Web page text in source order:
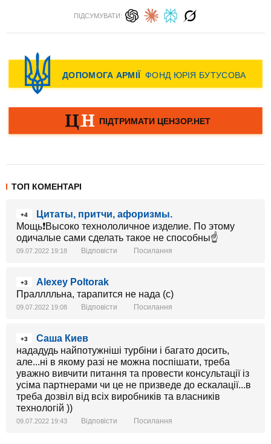
ПІДСУМУВАТИ:
ТОП КОМЕНТАРІ
+4
Цитаты, притчи, афоризмы.
Мощь❗Высоко технололичное изделие. По этому
одичалые сами сделать такое не способны☝
09.07.2022 19:18 Відповісти Посилання
+3
Alexey Poltorak
Пралллльна, тарапится не нада (с)
09.07.2022 19:08 Відповісти Посилання
+3
Саша Киев
нададудь найпотужніші турбіни і багато досить,
але...ні в якому разі не можна поспішати, треба
уважно вивчити питання та провести консультації із
усіма партнерами чи це не призведе до ескалації...в
треба дозвіл від всіх виробників та власників
технологій ))
09.07.2022 19:43 Відповісти Посилання